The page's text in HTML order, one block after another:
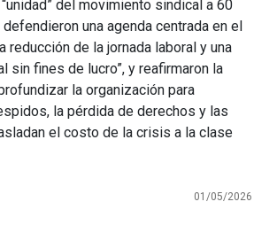
del movimiento sindical a 60
defendieron una agenda centrada en el
reducción de la jornada laboral y una
sin fines de lucro”, y reafirmaron la
la organización para
la pérdida de derechos y las
el costo de la crisis a la clase
01/05/2026